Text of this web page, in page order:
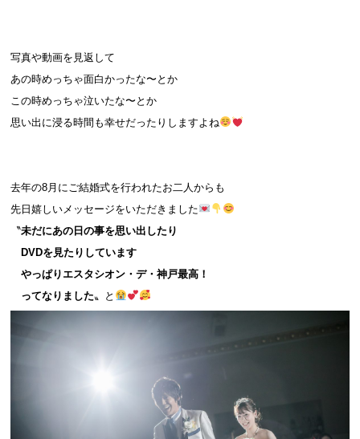
写真や動画を見返して
あの時めっちゃ面白かったな〜とか
この時めっちゃ泣いたな〜とか
思い出に浸る時間も幸せだったりしますよね
去年の8月にご結婚式を行われたお二人からも
先日嬉しいメッセージをいただきました
〝未だにあの日の事を思い出したり
DVDを見たりしています
やっぱりエスタシオン・デ・神戸最高！
ってなりました〟と